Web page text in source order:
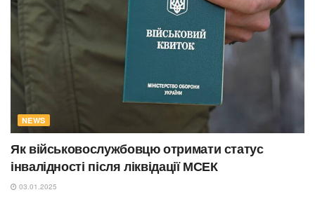
NEWS
Як військовослужбовцю отримати статус
інвалідності після ліквідації МСЕК
03.01.2025